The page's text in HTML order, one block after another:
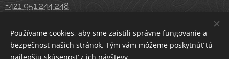
+421 951 244 248
Napíšte
info@psychoterapeutickaporadna.sk
Používame cookies, aby sme zaistili správne fungovanie a
bezpečnosť našich stránok. Tým vám môžeme poskytnúť tú